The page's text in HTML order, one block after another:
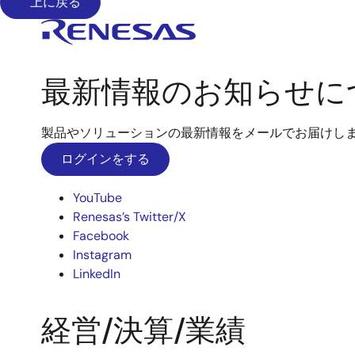
最新情報のお知らせに
製品やソリューションの最新情報をメールでお届けしま
ログインをする
YouTube
Renesas’s Twitter/X
Facebook
Instagram
LinkedIn
経営/決算/業績